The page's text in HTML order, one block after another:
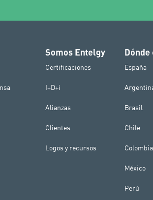
Somos Entelgy
Certificaciones
I+D+i
Alianzas
Clientes
Logos y recursos
España
Brasil
Chile
Colombia
México
Perú